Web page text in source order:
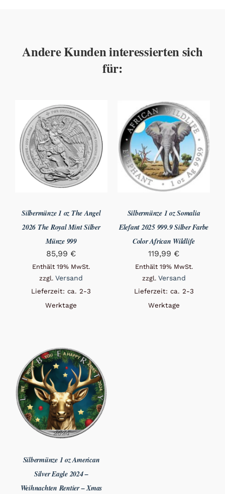
Andere Kunden interessierten sich
für:
Silbermünze 1 oz The Angel
2026 The Royal Mint Silber
Münze 999
85,99 €
Enthält 19% MwSt.
zzgl.Versand
Lieferzeit: ca. 2-3
Werktage
Silbermünze 1 oz Somalia
Elefant 2025 999.9 Silber Farbe
Color African Wildlife
119,99 €
Enthält 19% MwSt.
zzgl. Versand
Lieferzeit: ca. 2-3
Werktage
Silbermünze 1 oz American
Silver Eagle 2024 –
Weihnachten Rentier – Xmas